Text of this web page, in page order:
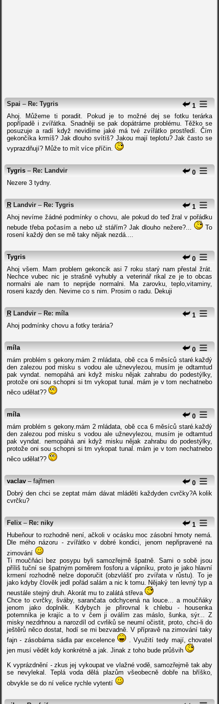
1
Spai – Re: Tygris
Ahoj. Můžeme ti poradit. Pokud je to možné dej se fotku terárka
popřípadě i zvířátka. Snadněji se pak dopátráme problému. Těžko se
posuzuje a radí když nevidíme jaké má tvé zvířátko prostředí. Čím
gekončíka krmíš? Jak dlouho svítíš? Jakou mají teplotu? Jak často se
vyprazdňují? Může to mít více příčin.
0
Tygris– Re: Landvir
Nezere 3 tydny.
1
R Landvir – Re: Tygris
Ahoj nevíme žádné podmínky o chovu, ale pokud do teď žral v pořádku
nebude třeba počasím a nebo už stářím? Jak dlouho nežere?...
To
rosení každý den se mě taky nějak nezdá....
0
Tygris
Ahoj všem. Mam problem gekoncik asi 7 roku starý nam přestal žrát.
Nechce vubec nic je strašně vyhubly a veterinář rikal ze je to obcas
normalni ale nam to neprijde normalni. Ma zarovku, teplo,vitaminy,
roseni kazdy den. Nevime co s nim. Prosim o radu. Dekuji
1
R Landvir – Re: míla
Ahoj podmínky chovu a fotky terária?
0
míla
mám problém s gekony.mám 2 mládata, obě cca 6 měsíců staré.každý
den zalezou pod misku s vodou ale užnevylezou, musím je odtamtud
pak vyndat. nemopáhá ani když misku nějak zahrabu do podestýlky,
protože oni sou schopni si tm vykopat tunal. mám je v tom nechatnebo
něco udělat??
0
míla
mám problém s gekony.mám 2 mládata, obě cca 6 měsíců staré.každý
den zalezou pod misku s vodou ale užnevylezou, musím je odtamtud
pak vyndat. nemopáhá ani když misku nějak zahrabu do podestýlky,
protože oni sou schopni si tm vykopat tunal. mám je v tom nechatnebo
něco udělat??
0
vaclav– fajfmen
Dobrý den chci se zeptat mám dávat mláděti každyden cvrčky?A kolik
cvrčku?
1
Felix – Re: niky
Hubeňour to rozhodně není, ačkoli v ocásku moc zásobní hmoty nemá.
Dle mého názoru - zvířátko v dobré kondici, jenom nepřipravené na
zimování
Ti moučňáci bez posypu byli samozřejmě špatně. Sami o sobě jsou
příliš tuční se špatným poměrem fosforu a vápníku, proto je jako hlavní
krmení rozhodně nelze doporučit (obzvlášť pro zvířata v růstu). To je
jako kdyby člověk jedl pořád salám a nic k tomu. Nějaký ten levný typ a
neustále stejný druh. Akorát mu to zalátá střeva
Chce to cvrčky, šváby, sarančata odchycená na louce... a moučňáky
jenom jako doplněk. Kdybych je přirovnal k chlebu - housenka
potemníka je krajíc a to v čem ji oválím zas máslo, šunka, sýr... Z
misky nezdrhnou a narozdíl od cvrliků se neumí očistit, proto, chci-li do
ještěrů něco dostat, hodí se mi bezvadně. V přípravě na zimování taky
fajn - zásobárna sádla par excelence
. Využití tedy mají, chovatel
jen musí vědět kdy konkrétně a jak. Jinak z toho bude průšvih
K vyprázdnění - zkus jej vykoupat ve vlažné vodě, samozřejmě tak aby
se nevylekal. Teplá voda dělá plazům všeobecně dobře na bříško,
obvykle se do ní velice rychle vytentí